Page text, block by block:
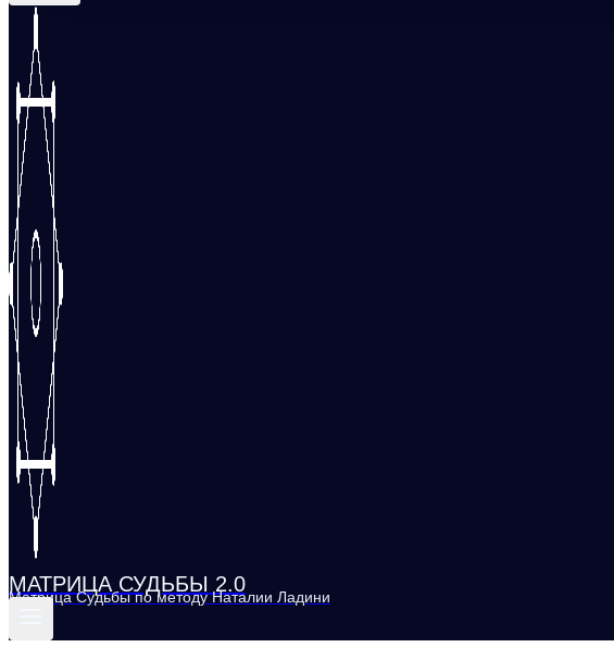
МАТРИЦА СУДЬБЫ 2.0
Матрица Судьбы по методу Наталии Ладини